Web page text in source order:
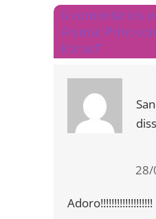
6 comentários
Animal Print
Konad”
28/
Adoro!!!!!!!!!!!!!!!!!!!